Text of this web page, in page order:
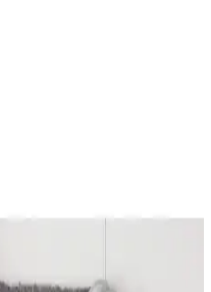
ve tasarımlarıyla öne çıkıyor.
ve Güvenlik İçin